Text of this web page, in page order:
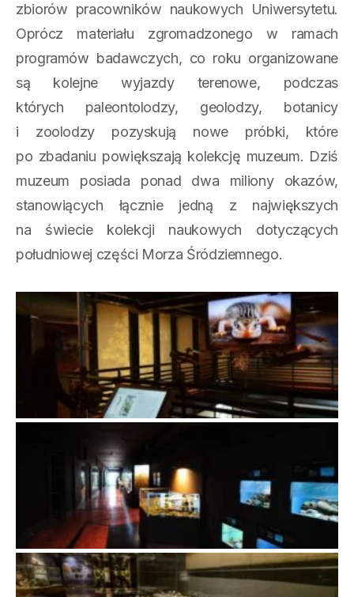
zbiorów pracowników naukowych Uniwersytetu.
Oprócz materiału zgromadzonego w ramach
programów badawczych, co roku organizowane
są kolejne wyjazdy terenowe, podczas
których paleontolodzy, geolodzy, botanicy
i zoolodzy pozyskują nowe próbki, które
po zbadaniu powiększają kolekcję muzeum. Dziś
muzeum posiada ponad dwa miliony okazów,
stanowiących łącznie jedną z największych
na świecie kolekcji naukowych dotyczących
południowej części Morza Śródziemnego.